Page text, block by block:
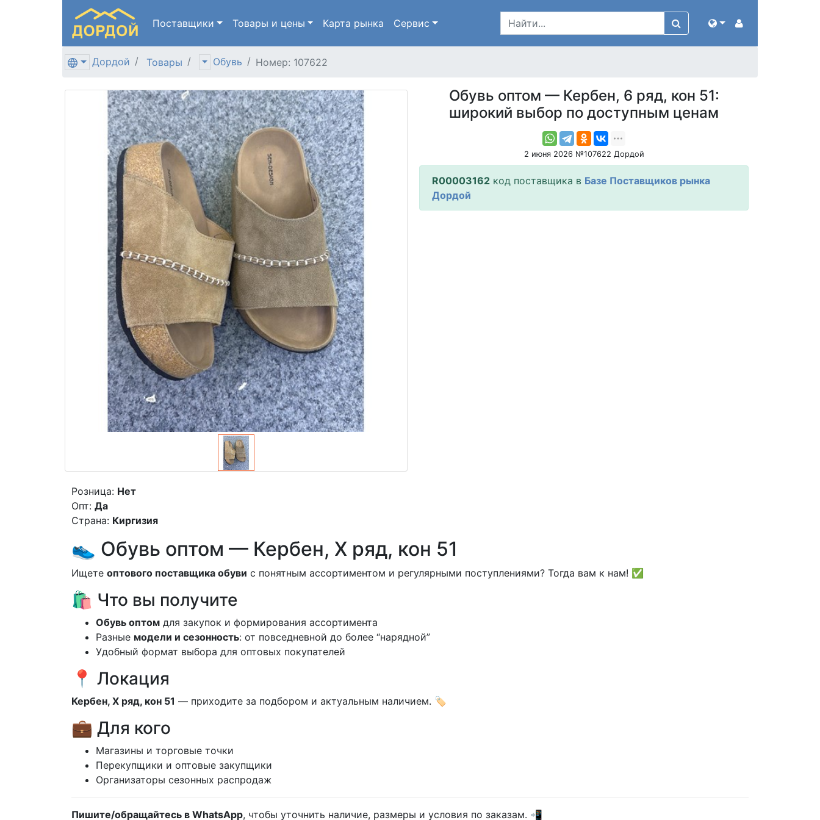
Поставщики Товары и цены Карта рынка Сервис
Дордой Товары Обувь Номер: 107622
Обувь оптом — Кербен, 6 ряд, кон 51:
широкий выбор по доступным ценам
2 июня 2026 №107622 Дордой
R00003162 код поставщика в Базе Поставщиков рынка
Дордой
Розница: Нет
Опт: Да
Страна: Киргизия
👟 Обувь оптом — Кербен, X ряд, кон 51
Ищете оптового поставщика обуви с понятным ассортиментом и регулярными поступлениями? Тогда вам к нам! ✅
🛍️ Что вы получите
Обувь оптом для закупок и формирования ассортимента
Разные модели и сезонность: от повседневной до более “нарядной”
Удобный формат выбора для оптовых покупателей
📍 Локация
Кербен, X ряд, кон 51 — приходите за подбором и актуальным наличием. 🏷️
💼 Для кого
Магазины и торговые точки
Перекупщики и оптовые закупщики
Организаторы сезонных распродаж
Пишите/обращайтесь в WhatsApp, чтобы уточнить наличие, размеры и условия по заказам. 📲